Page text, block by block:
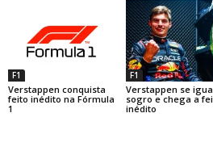
F1
Verstappen conquista
feito inédito na Fórmula
1
F1
Verstappen se
sogro e chega a
inédito